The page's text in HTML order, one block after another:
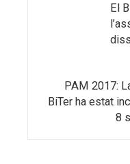
El
PAM 2017:
BiTer ha estat
8